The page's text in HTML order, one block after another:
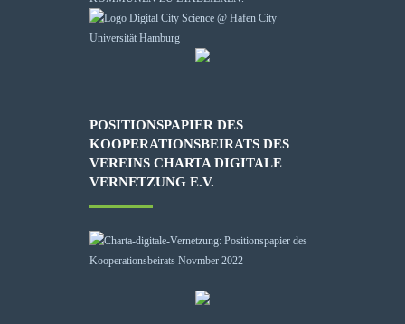
POSITIONSPAPIER DES
KOOPERATIONSBEIRATS DES
VEREINS CHARTA DIGITALE
VERNETZUNG E.V.